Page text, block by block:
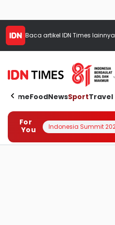
Baca artikel IDN Times lainnya
HomeFoodNewsSportTravel
For
You
Indonesia Summit